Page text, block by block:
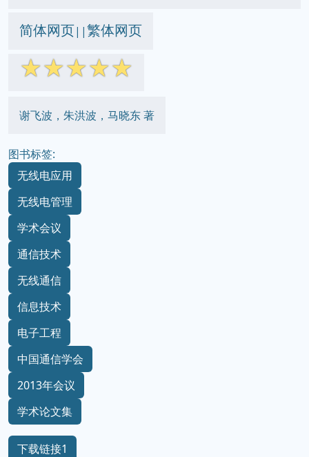
简体网页||繁体网页
☆☆☆☆☆
谢飞波，朱洪波，马晓东 著
图书标签:
无线电应用
无线电管理
学术会议
通信技术
无线通信
信息技术
电子工程
中国通信学会
2013年会议
学术论文集
下载链接1